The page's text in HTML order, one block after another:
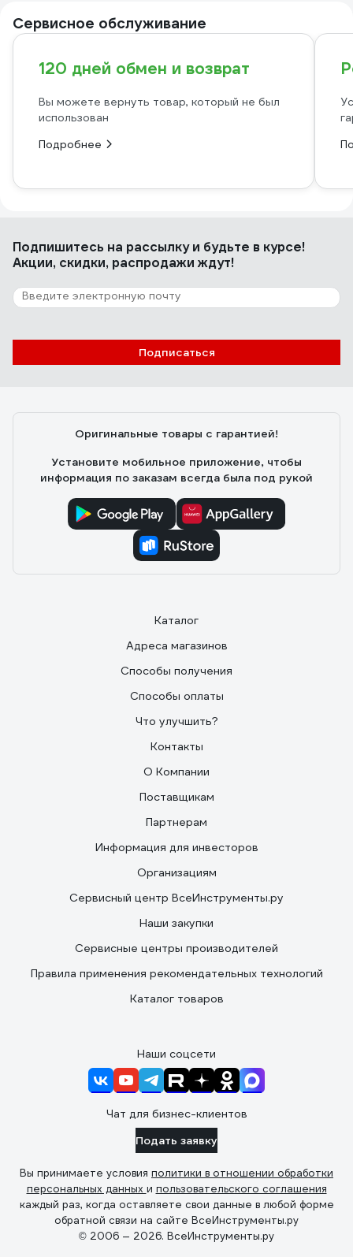
Сервисное обслуживание
120 дней обмен и возврат
Вы можете вернуть товар, который не был
использован
Подробнее
Подпишитесь на рассылкуи будьте в курсе!
Акции, скидки, распродажи ждут!
Подписаться
Оригинальные товары с гарантией!
Установите мобильное приложение, чтобы
информация по заказам всегда была под рукой
Каталог
Адреса магазинов
Способы получения
Способы оплаты
Что улучшить?
Контакты
О Компании
Поставщикам
Партнерам
Информация для инвесторов
Организациям
Сервисный центр ВсеИнструменты.ру
Наши закупки
Сервисные центры производителей
Правила применения рекомендательных технологий
Каталог товаров
Наши соцсети
Чат для бизнес-клиентов
Подать заявку
Вы принимаете условия политики в отношении обработки
персональных данных и пользовательского соглашения
каждый раз, когда оставляете свои данные в любой форме
обратной связи на сайте ВсеИнструменты.ру
© 2006 — 2026. ВсеИнструменты.ру